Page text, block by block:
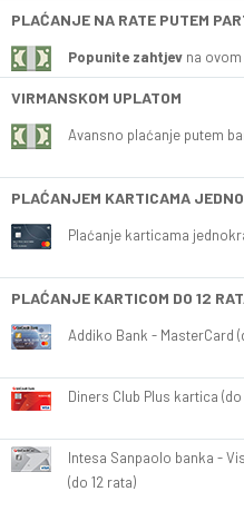
PLAĆANJE NA RATE PUTEM
Popunite zahtjev na
VIRMANSKOM UPLATOM
Avansno plaćanje putem
PLAĆANJEM KARTICAMA
Plaćanje karticama
PLAĆANJE KARTICOM DO 12
Addiko Bank - MasterCard
Diners Club Plus kartica (do
Intesa Sanpaolo banka -
(do 12 rata)